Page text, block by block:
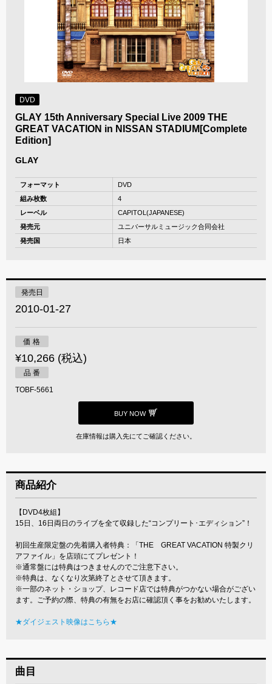
DVD
GLAY 15th Anniversary Special Live 2009 THE
GREAT VACATION in NISSAN STADIUM[Complete
Edition]
GLAY
フォーマット
DVD
組み枚数
4
レーベル
CAPITOL(JAPANESE)
発売元
ユニバーサルミュージック合同会社
発売国
日本
発売日
2010-01-27
価 格
¥10,266 (税込)
品 番
TOBF-5661
BUY NOW
在庫情報は購入先にてご確認ください。
商品紹介
【DVD4枚組】
15日、16日両日のライブを全て収録した“コンプリート･エディション”！
初回生産限定盤の先着購入者特典：「THE GREAT VACATION 特製クリ
アファイル」を店頭にてプレゼント！
※通常盤には特典はつきませんのでご注意下さい。
※特典は、なくなり次第終了とさせて頂きます。
※一部のネット・ショップ、レコード店では特典がつかない場合がござい
ます。ご予約の際、特典の有無をお店に確認頂く事をお勧めいたします。
★ダイジェスト映像はこちら★
曲目